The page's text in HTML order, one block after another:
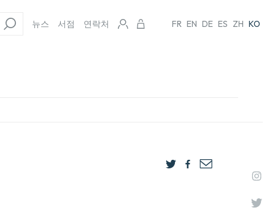
뉴스 서점 연락처 FR EN DE ES ZH KO